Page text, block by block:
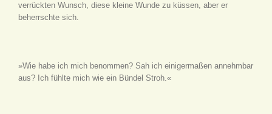
verrückten Wunsch, diese kleine Wunde zu küssen, aber er
beherrschte sich.
»Wie habe ich mich benommen? Sah ich einigermaßen annehmbar
aus? Ich fühlte mich wie ein Bündel Stroh.«